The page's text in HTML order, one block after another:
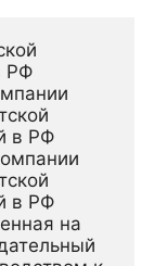
РФ
в РФ
в РФ
на